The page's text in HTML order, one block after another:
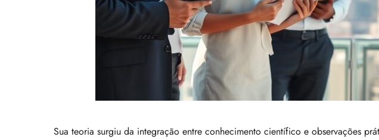
Sua teoria surgiu da integração entre conhecimento científico e observações